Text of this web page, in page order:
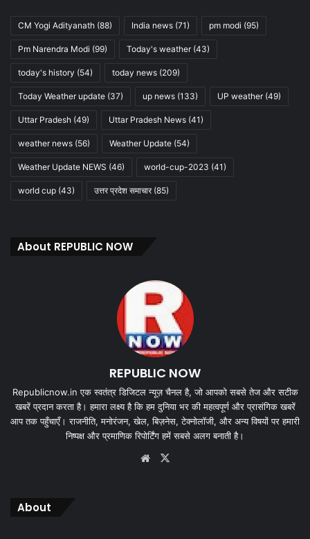
CM Yogi Adityanath (88) India news (71) pm modi (95)
Pm Narendra Modi (99) Today's weather(43)
today's history (54) today news (209)
Today Weather update (37) up news (133) UP weather(49)
Uttar Pradesh (49) Uttar Pradesh News (41)
weather news (56) Weather Update (54)
Weather Update NEWS (46) world-cup-2023 (41)
world cup (43) उत्तर प्रदेश समाचार(85)
About REPUBLIC NOW
REPUBLIC NOW
Republicnow.in एक स्वतंत्र डिजिटल न्यूज़ चैनल है, जो आपको सबसे तेज और सटीक
खबरें प्रदान करता है। हमारा लक्ष्य है कि हम दुनिया भर की महत्वपूर्ण और प्रासंगिक खबरें
आप तक पहुँचाएँ। राजनीति, मनोरंजन, खेल, बिज़नेस, टेक्नोलॉजी, और अन्य विषयों पर हमारी
निष्पक्ष और प्रमाणिक रिपोर्टिंग हमें सबसे अलग बनाती है।
Website
About